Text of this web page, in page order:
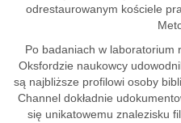
odrestaurowanym kościele
Po badaniach w laboratorium
Oksfordzie naukowcy
są najbliższe profilowi ​​osoby
Channel dokładnie
się unikatowemu znalezisku